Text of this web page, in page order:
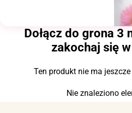
Dołącz do grona 3
zakochaj się
Ten produkt nie ma
Nie znaleziono